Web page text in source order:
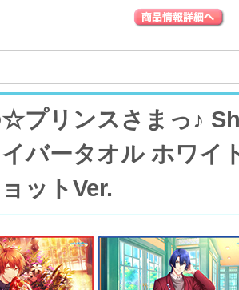
☆プリンスさまっ♪
バータオル ホワイ
ットVer.